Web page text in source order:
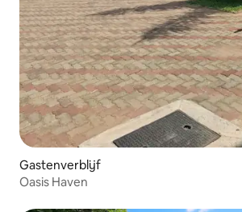
Gastenverblijf
Oasis Haven